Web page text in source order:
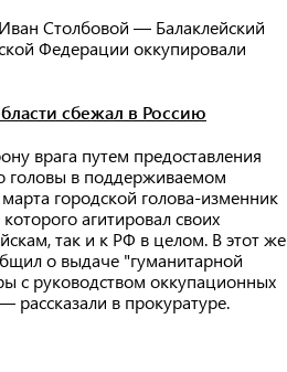
Столбовой — Балаклейский
Федерации оккупировали
сбежал в Россию
врага путем предоставления
головы в поддерживаемом
городской голова-изменник
агитировал своих
так и к РФ в целом. В этот же
о выдаче "гуманитарной
с руководством оккупационных
в прокуратуре.